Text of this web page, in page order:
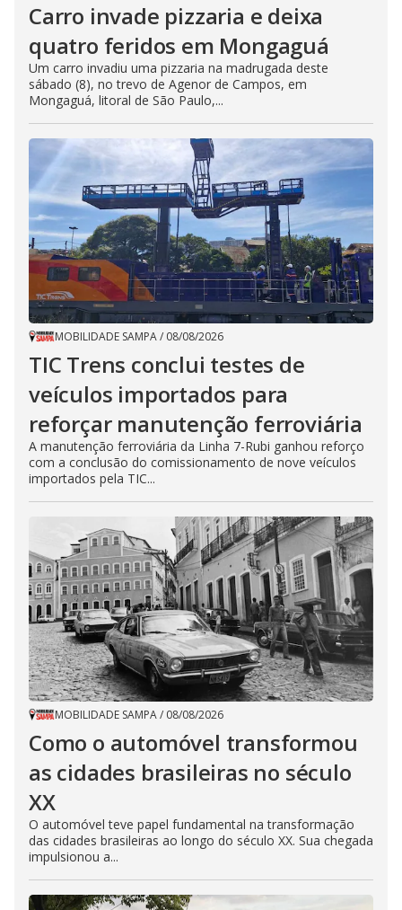
Carro invade pizzaria e deixa
quatro feridos em Mongaguá
Um carro invadiu uma pizzaria na madrugada deste
sábado (8), no trevo de Agenor de Campos, em
Mongaguá, litoral de São Paulo,...
MOBILIDADE SAMPA/ 08/08/2026
TIC Trens conclui testes de
veículos importados para
reforçar manutenção ferroviária
A manutenção ferroviária da Linha 7-Rubi ganhou reforço
com a conclusão do comissionamento de nove veículos
importados pela TIC...
MOBILIDADE SAMPA/ 08/08/2026
Como o automóvel transformou
as cidades brasileiras no século
XX
O automóvel teve papel fundamental na transformação
das cidades brasileiras ao longo do século XX. Sua chegada
impulsionou a...